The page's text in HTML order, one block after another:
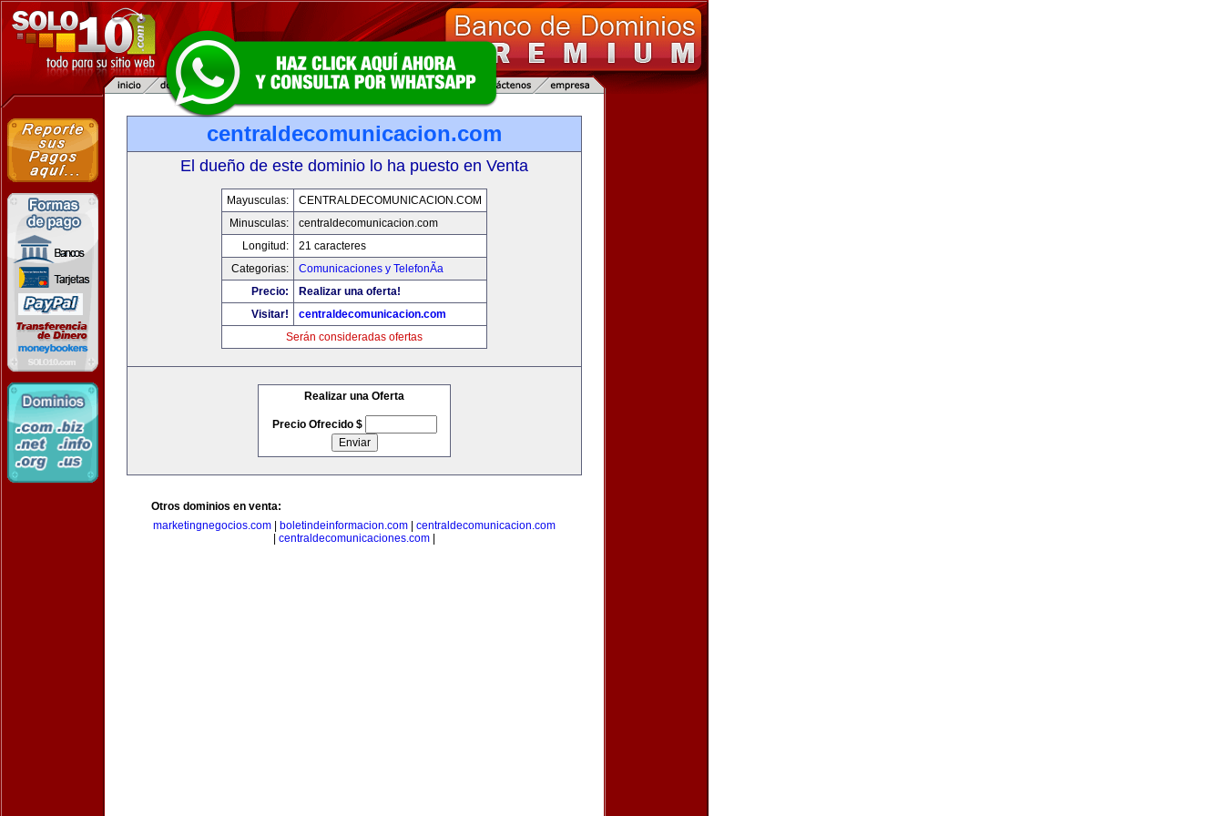
centraldecomunicacion.com
El dueño de este dominio lo ha puesto en Venta
Mayusculas:
CENTRALDECOMUNICACION.COM
Minusculas:
centraldecomunicacion.com
Longitud:
21 caracteres
Categorias:
Comunicaciones y TelefonÃ­a
Precio:
Realizar una oferta!
Visitar!
centraldecomunicacion.com
Serán consideradas ofertas
Realizar una Oferta
Precio Ofrecido $
Otros dominios en venta:
marketingnegocios.com
boletindeinformacion.com
centraldecomunicacion.com
centraldecomunicaciones.com